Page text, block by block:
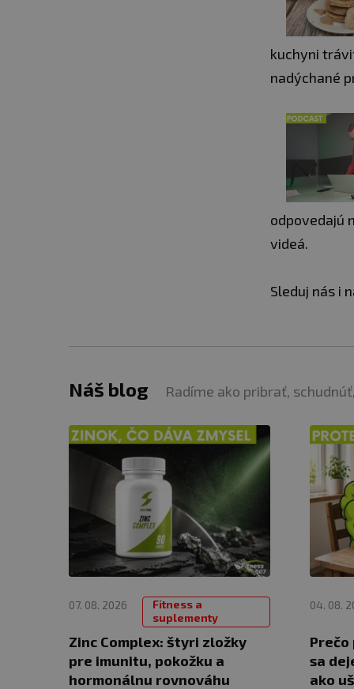
kuchyni
nadýchané
odpovedajú
videá.
Sleduj nás i
Náš blog Radíme ako pribrať,
07. 08. 2026
Fitness a
suplementy
Zinc Complex: štyri zložky
pre imunitu, pokožku a
hormonálnu rovnováhu
04. 08.
Prečo
sa
ako